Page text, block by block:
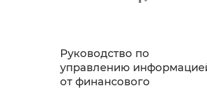
Руководство по
управлению
от финансового